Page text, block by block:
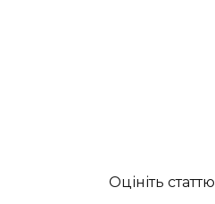
Оцініть статтю